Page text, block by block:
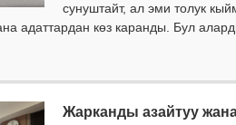
сунуштайт, ал эми толук
адаттардан көз каранды. Бул
Жарканды азайтуу